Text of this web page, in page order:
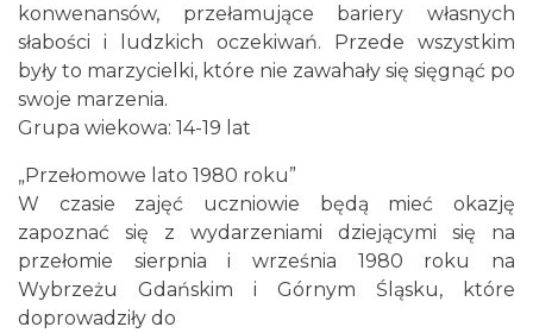
konwenansów, przełamujące bariery własnych
słabości i ludzkich oczekiwań. Przede wszystkim
były to marzycielki, które nie zawahały się sięgnąć po
swoje marzenia.
Grupa wiekowa: 14-19 lat
„Przełomowe lato 1980 roku”
W czasie zajęć uczniowie będą mieć okazję
zapoznać się z wydarzeniami dziejącymi się na
przełomie sierpnia i września 1980 roku na
Wybrzeżu Gdańskim i Górnym Śląsku, które
doprowadziły do